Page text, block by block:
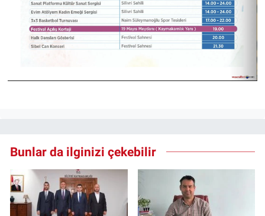
Bunlar da ilginizi çekebilir